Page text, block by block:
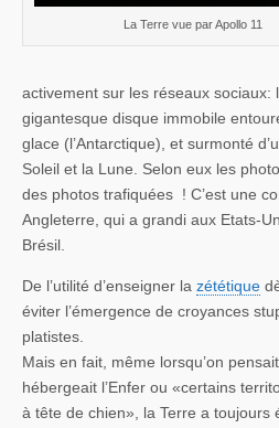
La Terre vue par Apollo 11
activement sur les réseaux sociaux:
gigantesque disque immobile
glace (l’Antarctique), et surmonté
Soleil et la Lune. Selon eux les
des photos trafiquées ! C’est une
Angleterre, qui a grandi aux Etats-
Brésil.
De l’utilité d’enseigner la zététique
éviter l’émergence de croyances
platistes.
Mais en fait, même lorsqu’on
hébergeait l’Enfer ou «certains
à tête de chien», la Terre a toujours